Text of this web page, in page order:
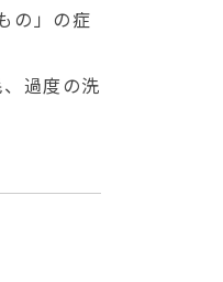
の」の症
過度の洗